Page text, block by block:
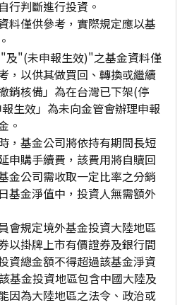
行判斷進行投資。
料僅供參考，實際規定應以基
及"(未申報生效)"之基金資料僅
，以供其做買回、轉換或繼續
銷核備」為在台灣已下架(停
生效」為未向金管會辦理申報
。
，基金公司將依持有期間長短
申購手續費，該費用將自贖回
金公司需收取一定比率之分銷
基金淨值中，投資人無需額外
會規定境外基金投資大陸地區
以掛牌上市有價證券及銀行間
資總金額不得超過該基金淨資
基金投資地區包含中國大陸及
因為大陸地區之法令、政治或